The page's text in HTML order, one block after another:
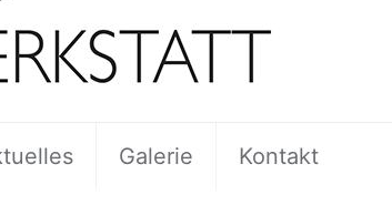
Galerie Kontakt